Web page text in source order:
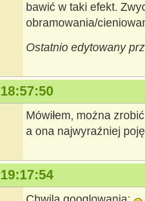
bawić w taki efekt.
obramowania/
Ostatnio edytowany
Mówiłem, można
a ona najwyraźniej